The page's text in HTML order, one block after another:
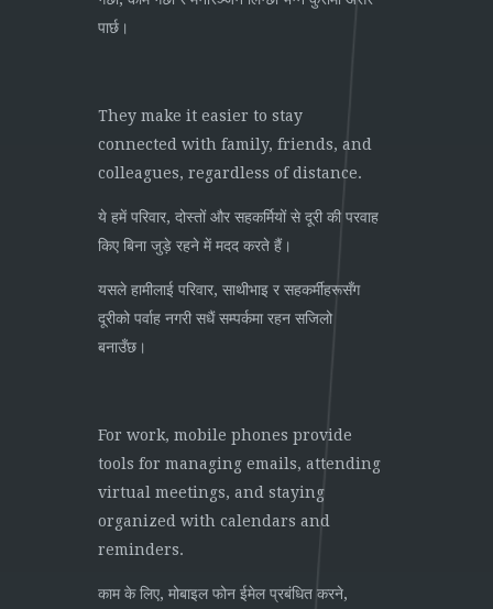
पार्छ।
They make it easier to stay
connected with family, friends, and
colleagues, regardless of distance.
ये हमें परिवार, दोस्तों और सहकर्मियों से दूरी की परवाह
किए बिना जुड़े रहने में मदद करते हैं।
यसले हामीलाई परिवार, साथीभाइ र सहकर्मीहरूसँग
दूरीको पर्वाह नगरी सधैं सम्पर्कमा रहन सजिलो
बनाउँछ।
For work, mobile phones provide
tools for managing emails, attending
virtual meetings, and staying
organized with calendars and
reminders.
काम के लिए, मोबाइल फोन ईमेल प्रबंधित करने,